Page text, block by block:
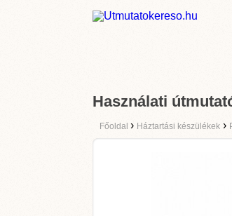
Használati
Főoldal › Háztartási készülékek ›